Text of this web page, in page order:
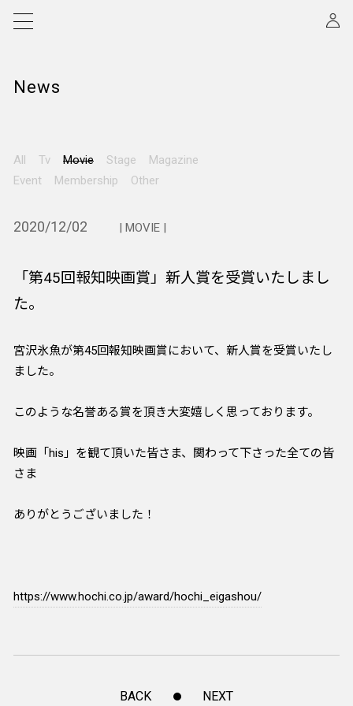
News
All Tv Movie Stage
Magazine
Event
Membership Other
2020/12/02 | MOVIE |
「第45回報知映画賞」新人賞を受賞いたしまし
た。
宮沢氷魚が第45回報知映画賞において、新人賞を受賞いたし
ました。
このような名誉ある賞を頂き大変嬉しく思っております。
映画「his」を観て頂いた皆さま、関わって下さった全ての皆
さま
ありがとうございました！
https://www.hochi.co.jp/award/hochi_eigashou/
BACK NEXT